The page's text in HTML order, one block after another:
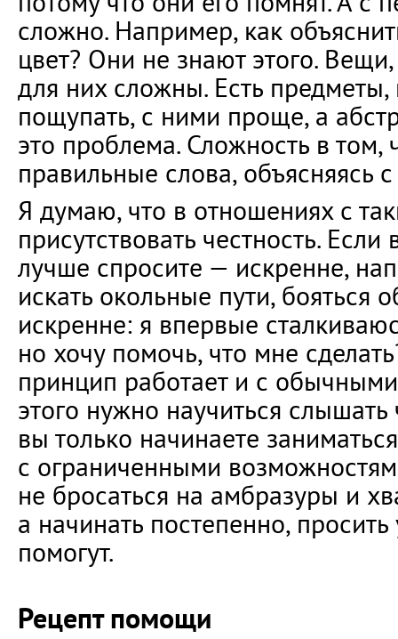
сложно. Например, как
цвет? Они не знают этого.
для них сложны. Есть
пощупать, с ними проще, а
это проблема. Сложность в том,
правильные слова, объясняясь
Я думаю, что в отношениях с
присутствовать честность.
лучше спросите — искренне,
искать окольные пути, бояться
искренне: я впервые
но хочу помочь, что мне
принцип работает и с
этого нужно научиться слышать
вы только начинаете
с ограниченными
не бросаться на амбразуры и
а начинать постепенно,
помогут.
Рецепт помощи